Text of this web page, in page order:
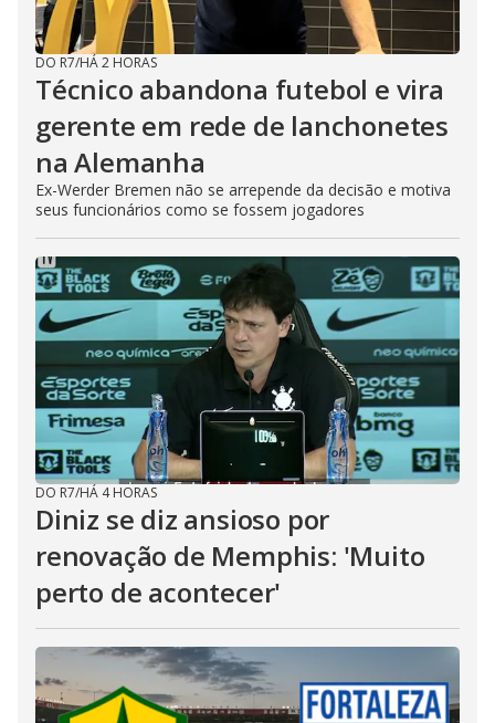
DO R7/HÁ 2 HORAS
Técnico abandona futebol e vira
gerente em rede de lanchonetes
na Alemanha
Ex-Werder Bremen não se arrepende da decisão e motiva
seus funcionários como se fossem jogadores
DO R7/HÁ 4 HORAS
Diniz se diz ansioso por
renovação de Memphis: 'Muito
perto de acontecer'